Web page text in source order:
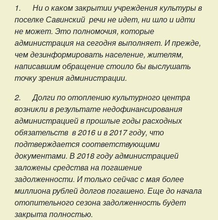
1. Ни о каком закрытии учреждения культуры в
поселке Савинский речи не идет, ни шло и идти
не может. Это полномочия, которые
администрация на сегодня выполняет. И прежде,
чем дезинформировать население, жителям,
написавшим обращение стоило бы выслушать
точку зрения администрации.
2.Долги по отоплению культурного центра
возникли в результате недофинансирования
администрацией в прошлые годы расходных
обязательств в 2016 и в 2017 году, что
подтверждается соответствующими
документами. В 2018 году администрацией
заложены средства на погашение
задолженности. И только сейчас с мая более
миллиона рублей долгов погашено. Еще до начала
отопительного сезона задолженность будет
закрыта полностью.